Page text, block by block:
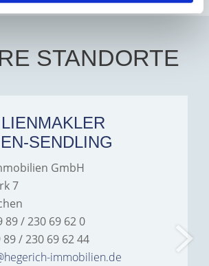
STANDORTE
SENDLING
GmbH
7
89 / 230 69 62 0
89 / 230 69 62 44
immobilien.de